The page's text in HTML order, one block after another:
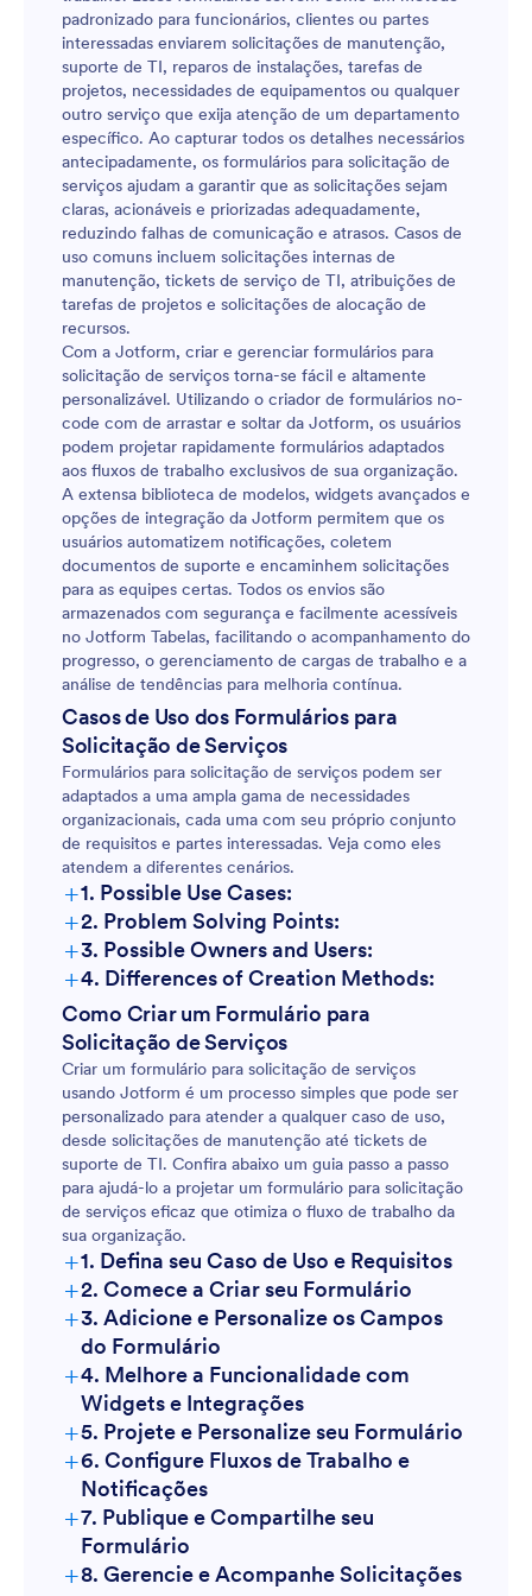
capturar a assinatura digital do cliente consentindo
com todas as informações e cláusulas do acordo.
Personalize este modelo de formulário adicionando a
logo da sua empresa através do nosso Criador de
Formulários, dando um toque ainda mais profissional.
padronizado para funcionários, clientes ou partes
interessadas enviarem solicitações de manutenção,
suporte de TI, reparos de instalações, tarefas de
projetos, necessidades de equipamentos ou qualquer
outro serviço que exija atenção de um departamento
específico. Ao capturar todos os detalhes necessários
antecipadamente, os formulários para solicitação de
serviços ajudam a garantir que as solicitações sejam
claras, acionáveis e priorizadas adequadamente,
reduzindo falhas de comunicação e atrasos. Casos de
uso comuns incluem solicitações internas de
manutenção, tickets de serviço de TI, atribuições de
tarefas de projetos e solicitações de alocação de
recursos.
Com a Jotform, criar e gerenciar formulários para
solicitação de serviços torna-se fácil e altamente
personalizável. Utilizando o criador de formulários no-
code com de arrastar e soltar da Jotform, os usuários
podem projetar rapidamente formulários adaptados
aos fluxos de trabalho exclusivos de sua organização.
A extensa biblioteca de modelos, widgets avançados e
opções de integração da Jotform permitem que os
usuários automatizem notificações, coletem
documentos de suporte e encaminhem solicitações
para as equipes certas. Todos os envios são
armazenados com segurança e facilmente acessíveis
no Jotform Tabelas, facilitando o acompanhamento do
progresso, o gerenciamento de cargas de trabalho e a
análise de tendências para melhoria contínua.
Casos de Uso dos Formulários para
Solicitação de Serviços
Formulários para solicitação de serviços podem ser
adaptados a uma ampla gama de necessidades
organizacionais, cada uma com seu próprio conjunto
de requisitos e partes interessadas. Veja como eles
atendem a diferentes cenários.
+1. Possible Use Cases:
+2. Problem Solving Points:
+3. Possible Owners and Users:
+4. Differences of Creation Methods:
Como Criar um Formulário para
Solicitação de Serviços
Criar um formulário para solicitação de serviços
usando Jotform é um processo simples que pode ser
personalizado para atender a qualquer caso de uso,
desde solicitações de manutenção até tickets de
suporte de TI. Confira abaixo um guia passo a passo
para ajudá-lo a projetar um formulário para solicitação
de serviços eficaz que otimiza o fluxo de trabalho da
sua organização.
+1. Defina seu Caso de Uso e Requisitos
+2. Comece a Criar seu Formulário
+3. Adicione e Personalize os Campos
do Formulário
+4. Melhore a Funcionalidade com
Widgets e Integrações
+5. Projete e Personalize seu Formulário
+6. Configure Fluxos de Trabalho e
Notificações
+7. Publique e Compartilhe seu
Formulário
+8. Gerencie e Acompanhe Solicitações